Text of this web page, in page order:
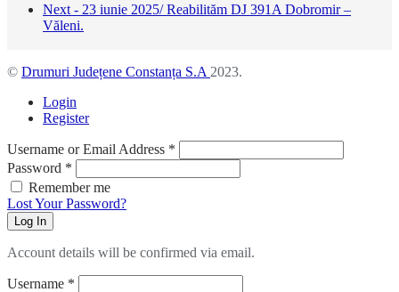
Next - 23 iunie 2025/ Reabilităm DJ 391A Dobromir –
Văleni.
© Drumuri Județene Constanța S.A 2023.
Login
Register
Username or Email Address *
Password *
Remember me
Lost Your Password?
Log In
Account details will be confirmed via email.
Username *